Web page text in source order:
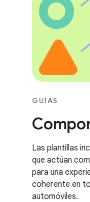
GUÍAS
Las plantillas
que actúan
para una
coherente en
automóviles.